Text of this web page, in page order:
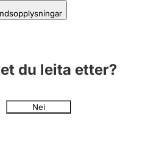
du leita etter?
Nei